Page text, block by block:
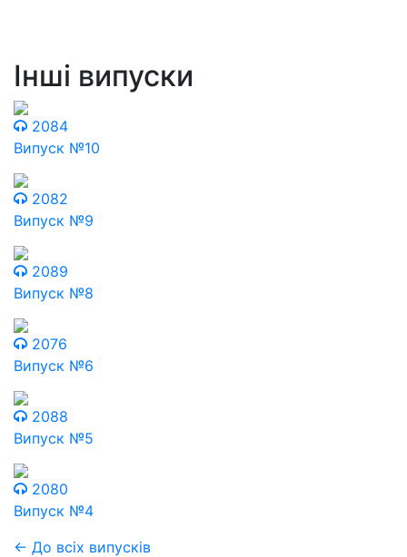
Інші випуски
2084
Випуск №10
2082
Випуск №9
2089
Випуск №8
2076
Випуск №6
2088
Випуск №5
2080
Випуск №4
← До всіх випусків